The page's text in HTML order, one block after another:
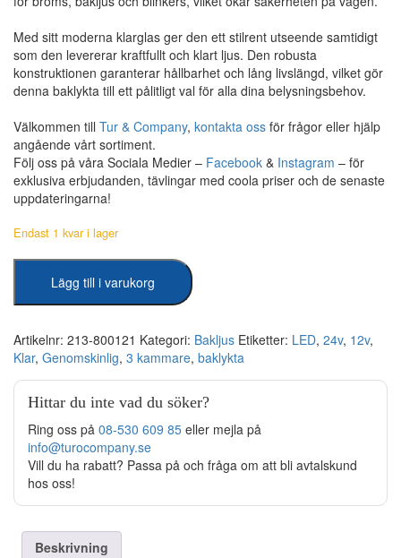
Med sitt moderna klarglas ger den ett stilrent utseende samtidigt
som den levererar kraftfullt och klart ljus. Den robusta
konstruktionen garanterar hållbarhet och lång livslängd, vilket gör
denna baklykta till ett pålitligt val för alla dina belysningsbehov.
Välkommen till Tur & Company, kontakta oss för frågor eller hjälp
angående vårt sortiment.
Följ oss på våra Sociala Medier – Facebook & Instagram – för
exklusiva erbjudanden, tävlingar med coola priser och de senaste
uppdateringarna!
Endast 1 kvar i lager
kammar
Klarglas
12/24V
Lägg till i varukorg
Artikelnr: 213-800121 Kategori: Bakljus Etiketter: LED, 24v, 12v,
Klar, Genomskinlig, 3 kammare, baklykta
Hittar du inte vad du söker?
Ring oss på 08-530 609 85 eller mejla på
info@turocompany.se
Vill du ha rabatt? Passa på och fråga om att bli avtalskund
hos oss!
Beskrivning